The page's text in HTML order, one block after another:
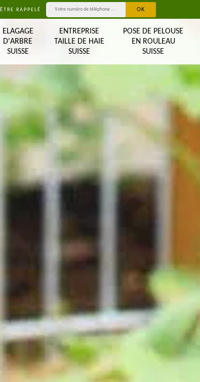
ÊTRE RAPPELÉ
ELAGAGE
D'ARBRE
SUISSE
ENTREPRISE
TAILLE DE HAIE
SUISSE
POSE DE PELOUSE
EN ROULEAU
SUISSE